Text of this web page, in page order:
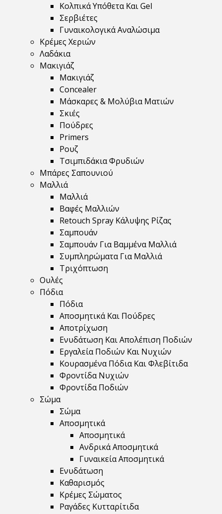
Κολπικά Υπόθετα Και Gel
Σερβιέτες
Γυναικολογικά Αναλώσιμα
Κρέμες Χεριών
Λαδάκια
Μακιγιάζ
Μακιγιάζ
Concealer
Μάσκαρες & Μολύβια Ματιών
Σκιές
Πούδρες
Primers
Ρουζ
Τσιμπιδάκια Φρυδιών
Μπάρες Σαπουνιού
Μαλλιά
Μαλλιά
Βαφές Μαλλιών
Retouch Spray Κάλυψης Ρίζας
Σαμπουάν
Σαμπουάν Για Βαμμένα Μαλλιά
Συμπληρώματα Για Μαλλιά
Τριχόπτωση
Ουλές
Πόδια
Πόδια
Αποσμητικά Και Πούδρες
Αποτρίχωση
Ενυδάτωση Και Απολέπιση Ποδιών
Εργαλεία Ποδιών Και Νυχιών
Κουρασμένα Πόδια Και Φλεβίτιδα
Φροντίδα Νυχιών
Φροντίδα Ποδιών
Σώμα
Σώμα
Αποσμητικά
Αποσμητικά
Ανδρικά Αποσμητικά
Γυναικεία Αποσμητικά
Ενυδάτωση
Καθαρισμός
Κρέμες Σώματος
Ραγάδες Κυτταρίτιδα